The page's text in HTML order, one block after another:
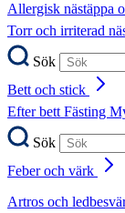
Allergisk nästäppa
Torr och irriterad
Sök
Bett och stick
Efter bettFästing
Sök
Feber och värk
Artros och